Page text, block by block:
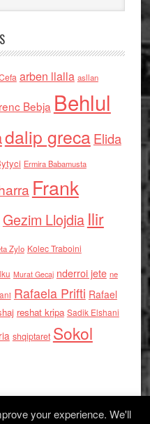
arben llalla asllan
Bebja Behlul
dalip grecaElida
Ermira Babamusta
Frank
Gezim Llojdia Ilir
Zylo Kolec Traboini
Murat Gecaj nderroi jete ne
Rafaela Prifti Rafael
reshat kripa Sadik Elshani
shqiptaret Sokol
your experience. We'll